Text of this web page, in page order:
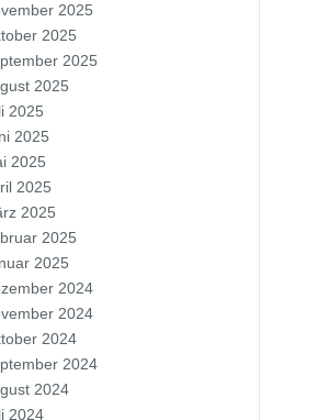
Objekteinrichtung
Tag
4
2025
2025
2025
2025
2025
2025
2025
2025
2025
2025
2025
2024
2024
2024
2024
2024
2024